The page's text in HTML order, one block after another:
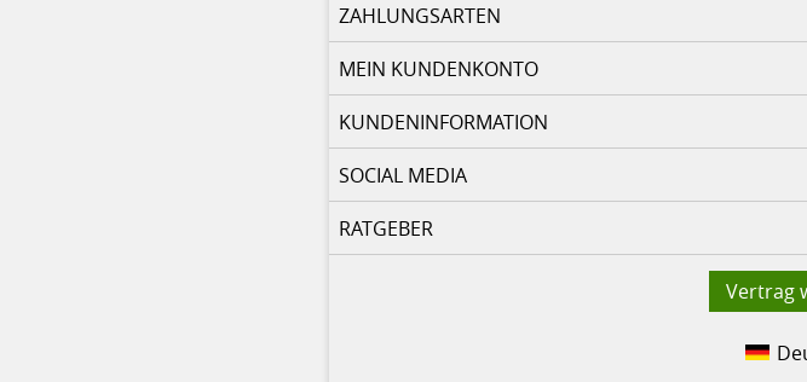
ZAHLUNGSARTEN
MEIN KUNDENKONTO
KUNDENINFORMATION
SOCIAL MEDIA
RATGEBER
Vertrag